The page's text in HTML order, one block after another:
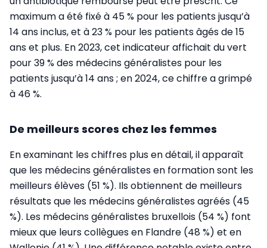
maximum a été fixé à 45 % pour les patients jusqu’à
14 ans inclus, et à 23 % pour les patients âgés de 15
ans et plus. En 2023, cet indicateur affichait du vert
pour 39 % des médecins généralistes pour les
patients jusqu’à 14 ans ; en 2024, ce chiffre a grimpé
à 46 %.
De meilleurs scores chez les femmes
En examinant les chiffres plus en détail, il apparaît
que les médecins généralistes en formation sont les
meilleurs élèves (51 %). Ils obtiennent de meilleurs
résultats que les médecins généralistes agréés (45
%). Les médecins généralistes bruxellois (54 %) font
mieux que leurs collègues en Flandre (48 %) et en